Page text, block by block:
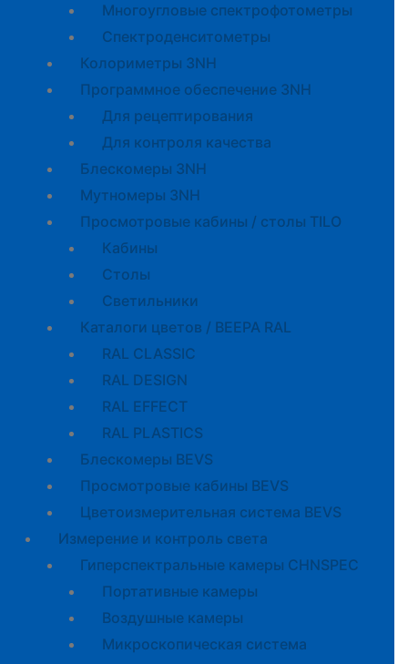
Многоугловые спектрофотометры
Спектроденситометры
Колориметры 3NH
Программное обеспечение 3NH
Для рецептирования
Для контроля качества
Блескомеры 3NH
Мутномеры 3NH
Просмотровые кабины / столы TILO
Кабины
Cтолы
Светильники
Каталоги цветов / BEEPA RAL
RAL CLASSIC
RAL DESIGN
RAL EFFECT
RAL PLASTICS
Блескомеры BEVS
Просмотровые кабины BEVS
Цветоизмерительная система BEVS
Измерение и контроль света
Гиперспектральные камеры CHNSPEC
Портативные камеры
Воздушные камеры
Микроскопическая система